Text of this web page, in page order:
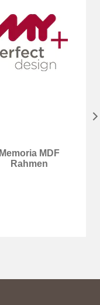
Memoria MDF
Rahmen